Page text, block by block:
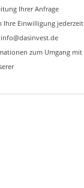
Ihrer Anfrage
Ihre Einwilligung jederzeit
zum Umgang mit